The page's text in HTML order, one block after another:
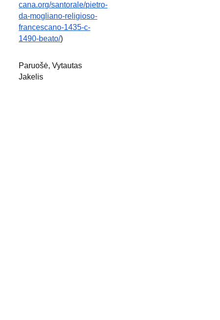
cana.org/santorale/pietro-
da-mogliano-religioso-
francescano-1435-c-
1490-beato/)
Paruošė, Vytautas
Jakelis